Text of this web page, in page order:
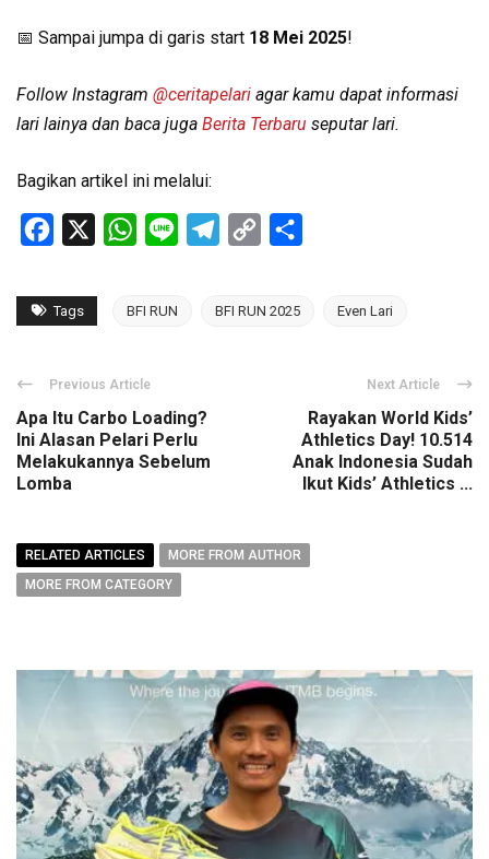
📅 Sampai jumpa di garis start 18 Mei 2025!
Follow Instagram @ceritapelari agar kamu dapat informasi
lari lainya dan baca juga Berita Terbaru seputar lari.
Bagikan artikel ini melalui:
Facebook WhatsApp
Line Telegram
Copy
Tags BFI RUN BFI RUN 2025 Even Lari
Previous Article
Apa Itu Carbo Loading?
Ini Alasan Pelari Perlu
Melakukannya Sebelum
Lomba
Next Article
Rayakan World Kids’
Athletics Day! 10.514
Anak Indonesia Sudah
Ikut Kids’ Athletics ...
RELATED ARTICLES
MORE FROM AUTHOR
MORE FROM CATEGORY